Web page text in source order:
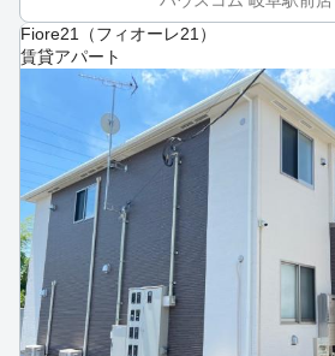
Fiore21（フィオーレ21）
賃貸アパート